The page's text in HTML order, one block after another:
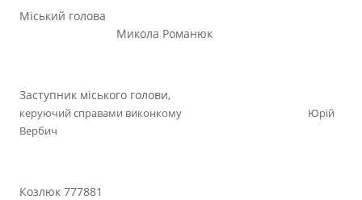
Міський голова
Микола Романюк
Заступник міського голови,
керуючий справами виконкому Юрій
Вербич
Козлюк 777881